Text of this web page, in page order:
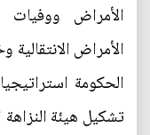
الأمراض ووفيات
الأمراض
الحكومة